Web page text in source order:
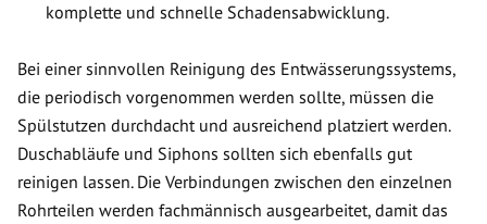
komplette und schnelle Schadensabwicklung.
Bei einer sinnvollen Reinigung des Entwässerungssystems,
die periodisch vorgenommen werden sollte, müssen die
Spülstutzen durchdacht und ausreichend platziert werden.
Duschabläufe und Siphons sollten sich ebenfalls gut
reinigen lassen. Die Verbindungen zwischen den einzelnen
Rohrteilen werden fachmännisch ausgearbeitet, damit das